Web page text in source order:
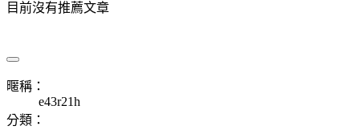
目前沒有推薦文章
暱稱：
e43r21h
分類：